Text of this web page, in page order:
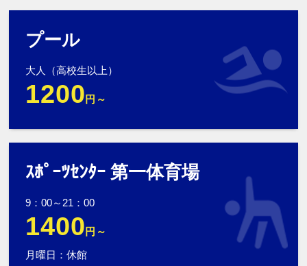
プール
大人（高校生以上）
1200 円～
ｽﾎﾟｰﾂｾﾝﾀｰ 第一体育場
9：00～21：00
1400 円～
月曜日：休館